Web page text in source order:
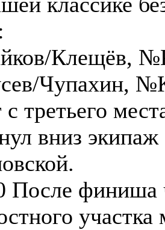
Клещёв,
Чупахин,
с третьего
вниз экипаж
После финиша